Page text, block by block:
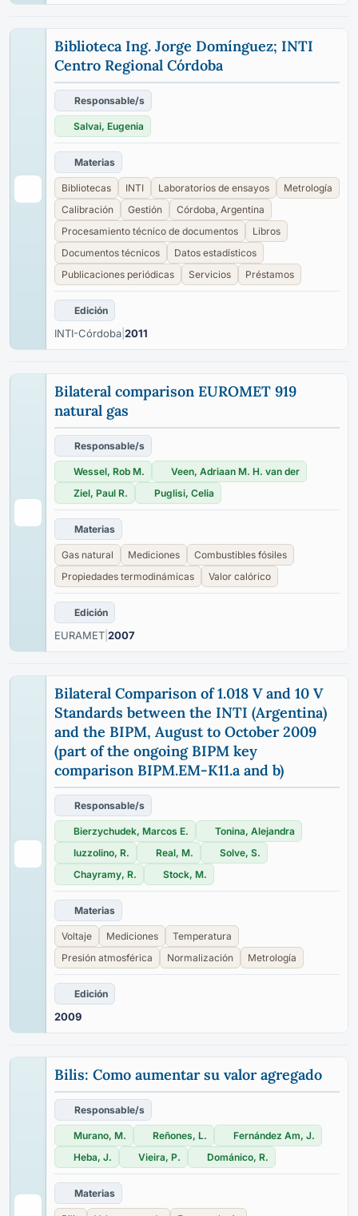
Biblioteca Ing. Jorge Domínguez; INTI
Centro Regional Córdoba
Responsable/s
Salvai, Eugenia
Materias
Bibliotecas INTI Laboratorios de ensayos
Metrología
Calibración
Gestión
Córdoba, Argentina
Procesamiento técnico de documentos
Libros
Documentos técnicos
Datos estadísticos
Publicaciones periódicas
Servicios Préstamos
Edición
INTI-Córdoba 2011
Bilateral comparison EUROMET 919
natural gas
Responsable/s
Wessel, Rob M.
Veen, Adriaan M. H. van der
Ziel, Paul R.
Puglisi, Celia
Materias
Gas natural Mediciones
Combustibles fósiles
Propiedades termodinámicas
Valor calórico
Edición
EURAMET 2007
Bilateral Comparison of 1.018 V and 10 V
Standards between the INTI (Argentina)
and the BIPM, August to October 2009
(part of the ongoing BIPM key
comparison BIPM.EM-K11.a and b)
Responsable/s
Bierzychudek, Marcos E.
Tonina, Alejandra
Iuzzolino, R.
Real, M.
Solve, S.
Chayramy, R.
Stock, M.
Materias
Voltaje Mediciones
Temperatura
Presión atmosférica
Normalización Metrología
Edición
2009
Bilis: Como aumentar su valor agregado
Responsable/s
Murano, M. Reñones, L.
Fernández Am, J.
Heba, J.
Vieira, P. Dománico, R.
Materias